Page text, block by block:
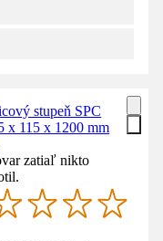
stupeň SPC
x 115 x 1200 mm
zatiaľ nikto